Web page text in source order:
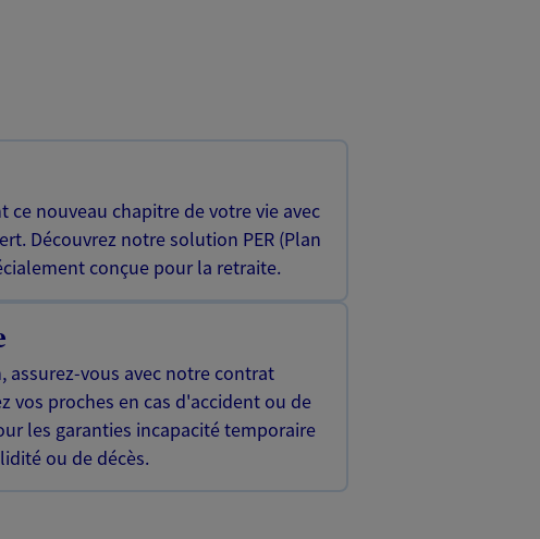
ce nouveau chapitre de votre vie avec
Découvrez notre solution PER (Plan
conçue pour la retraite.
assurez-vous avec notre contrat
vos proches en cas d'accident ou de
les garanties incapacité temporaire
ou de décès.